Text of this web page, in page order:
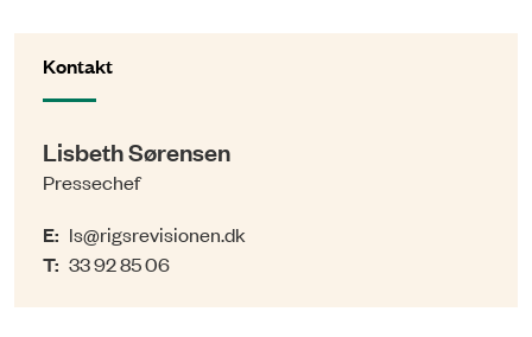
Kontakt
Lisbeth Sørensen
Pressechef
E: ls@rigsrevisionen.dk
T: 33 92 85 06